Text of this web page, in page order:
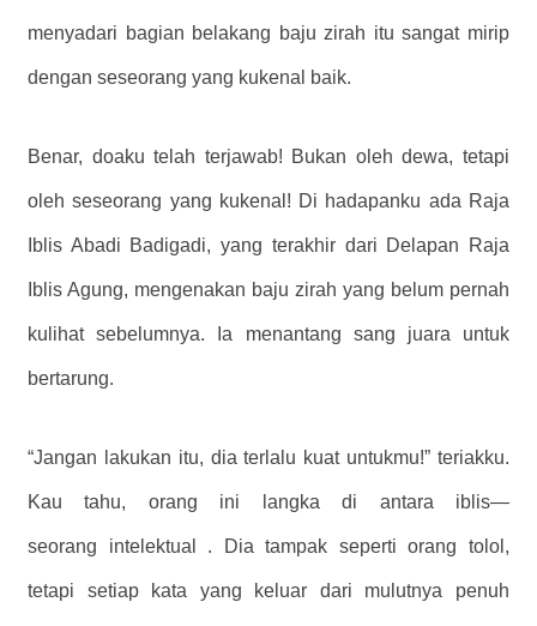
menyadari bagian belakang baju zirah itu sangat mirip
dengan seseorang yang kukenal baik.
Benar, doaku telah terjawab! Bukan oleh dewa, tetapi
oleh seseorang yang kukenal! Di hadapanku ada Raja
Iblis Abadi Badigadi, yang terakhir dari Delapan Raja
Iblis Agung, mengenakan baju zirah yang belum pernah
kulihat sebelumnya. Ia menantang sang juara untuk
bertarung.
“Jangan lakukan itu, dia terlalu kuat untukmu!” teriakku.
Kau tahu, orang ini langka di antara iblis—
seorang intelektual . Dia tampak seperti orang tolol,
tetapi setiap kata yang keluar dari mulutnya penuh